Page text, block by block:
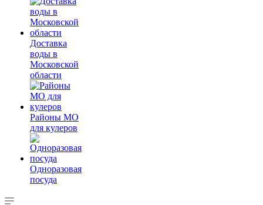
Доставка
воды в
Московской
области
Районы МО
для кулеров
Одноразовая
посуда